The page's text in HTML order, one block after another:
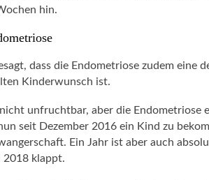
hin.
dass die Endometriose zudem eine
Kinderwunsch ist.
unfruchtbar, aber die Endometriose
seit Dezember 2016 ein Kind zu
Ein Jahr ist aber auch
2018 klappt.